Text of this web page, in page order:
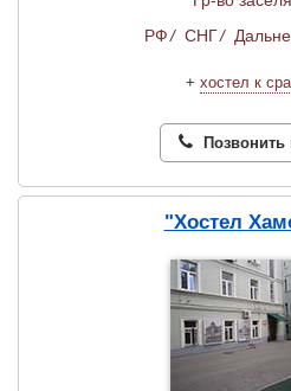
РФ/ СНГ/
+ хостел к
Позвонить
"Хостел